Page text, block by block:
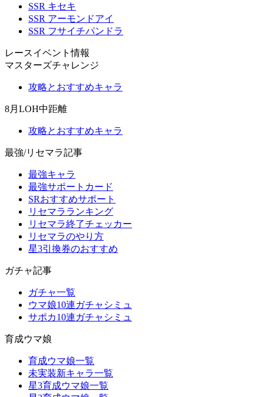
SSR キセキ
SSR アーモンドアイ
SSR フサイチパンドラ
レースイベント情報
マスターズチャレンジ
攻略とおすすめキャラ
8月LOH中距離
攻略とおすすめキャラ
最強/リセマラ記事
最強キャラ
最強サポートカード
SRおすすめサポート
リセマラランキング
リセマラ終了チェッカー
リセマラのやり方
星3引換券のおすすめ
ガチャ記事
ガチャ一覧
ウマ娘10連ガチャシミュ
サポカ10連ガチャシミュ
育成ウマ娘
育成ウマ娘一覧
未実装新キャラ一覧
星3育成ウマ娘一覧